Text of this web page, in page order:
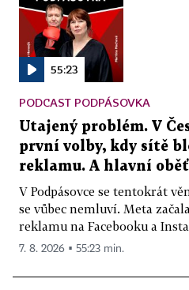
55:23
PODCAST PODPÁSOVKA
Utajený problém. V
první volby, kdy sítě
reklamu. A hlavní
V Podpásovce se tentokrát
se vůbec nemluví. Meta
reklamu na Facebooku a
7. 8. 2026 ▪ 55:23 min.